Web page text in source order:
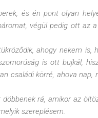
és én pont olyan
végül pedig ott az
ahogy nekem
is ott bujkál,
családi körré, ahova
rá, amikor az
szereplésem.